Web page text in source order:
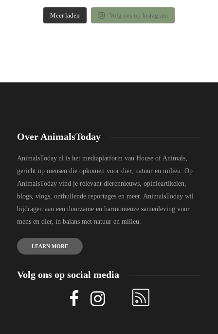
Meer laden Volg ons op Instagram
Over AnimalsToday
AnimalsToday.nl is het mediaplatform van House of Animals,
gericht op mensen die opkomen voor dier, natuur en milieu. Op
AnimalsToday vind je relevant dierennieuws, opinieartikelen,
blogs, vlogs, onthullende reportages en meer. AnimalsToday wil
bijdragen aan een duurzame en harmonieuze samenleving voor
mens en dier, in balans met natuur en milieu.
LEARN MORE
Volg ons op social media